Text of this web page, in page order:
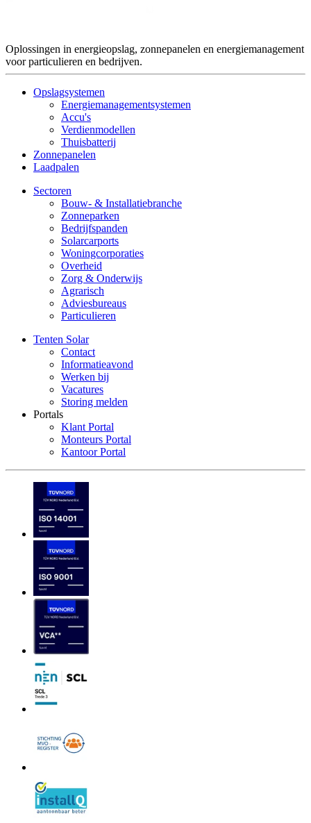
Oplossingen in energieopslag, zonnepanelen en energiemanagement
voor particulieren en bedrijven.
Opslagsystemen
Energiemanagementsystemen
Accu's
Verdienmodellen
Thuisbatterij
Zonnepanelen
Laadpalen
Sectoren
Bouw- & Installatiebranche
Zonneparken
Bedrijfspanden
Solarcarports
Woningcorporaties
Overheid
Zorg & Onderwijs
Agrarisch
Adviesbureaus
Particulieren
Tenten Solar
Contact
Informatieavond
Werken bij
Vacatures
Storing melden
Portals
Klant Portal
Monteurs Portal
Kantoor Portal